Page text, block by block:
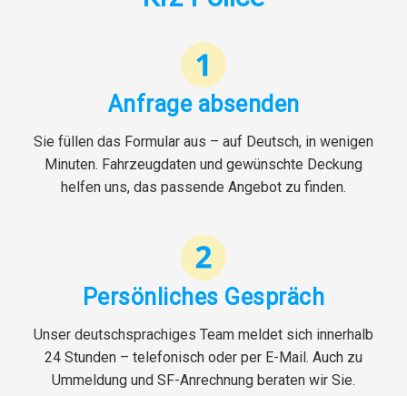
Anfrage absenden
Sie füllen das Formular aus – auf Deutsch, in wenigen
Minuten. Fahrzeugdaten und gewünschte Deckung
helfen uns, das passende Angebot zu finden.
Persönliches Gespräch
Unser deutschsprachiges Team meldet sich innerhalb
24 Stunden – telefonisch oder per E-Mail. Auch zu
Ummeldung und SF-Anrechnung beraten wir Sie.